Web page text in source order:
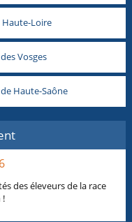
Haute-Loire
Vosges
Haute-Saône
des éleveurs de la race
!